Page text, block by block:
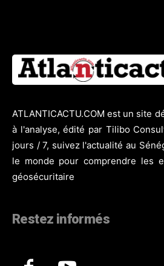
ATLANTICACTU.COM est un site
à l'analyse, édité par Tilibo
jours / 7, suivez l'actualité au
le monde pour comprendre les
géosécuritaire
Restez informés